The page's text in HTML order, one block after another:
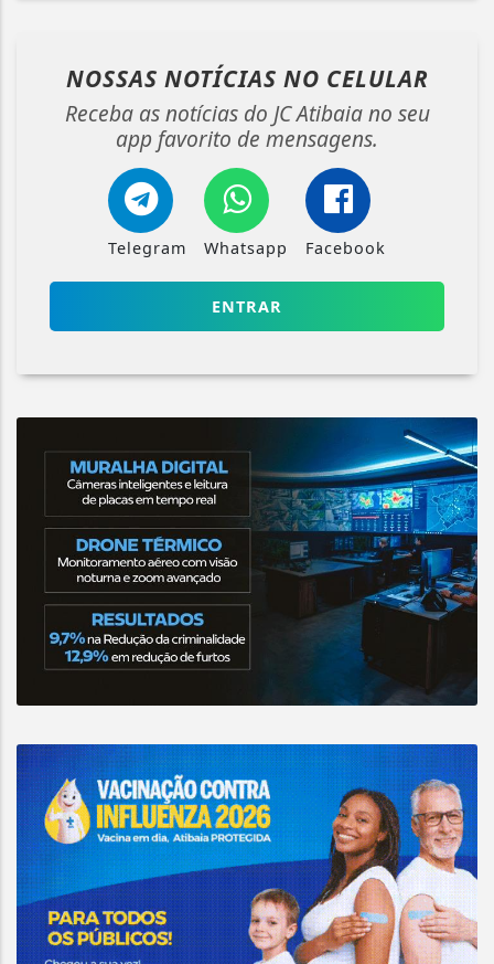
NOSSAS NOTÍCIAS NO CELULAR
Receba as notícias do JC Atibaia no seu
app favorito de mensagens.
Telegram Whatsapp Facebook
ENTRAR